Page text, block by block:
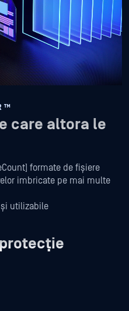
care altora le
formate de fișiere
imbricate pe mai multe
și utilizabile